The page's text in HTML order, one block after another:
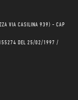
VIA CASILINA 939) - CAP
DEL 25/02/1997 /